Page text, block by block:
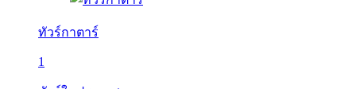
ทัวร์กาตาร์
1